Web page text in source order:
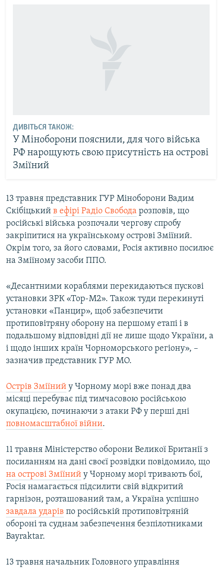
ДИВІТЬСЯ ТАКОЖ:
У Міноборони пояснили, для чого війська
РФ нарощують свою присутність на острові
Зміїний
13 травня представник ГУР Міноборони Вадим
Скібіцький в ефірі Радіо Свобода розповів, що
російські війська розпочали чергову спробу
закріпитися на українському острові Зміїний.
Окрім того, за його словами, Росія активно посилює
на Зміїному засоби ППО.
«Десантними кораблями перекидаються пускові
установки ЗРК «Тор-М2». Також туди перекинуті
установки «Панцир», щоб забезпечити
протиповітряну оборону на першому етапі і в
подальшому відповідні дії не лише щодо України, а
і щодо інших країн Чорноморського регіону», –
зазначив представник ГУР МО.
Острів Зміїний у Чорному морі вже понад два
місяці перебуває під тимчасовою російською
окупацією, починаючи з атаки РФ у перші дні
повномасштабної війни.
11 травня Міністерство оборони Великої Британії з
посиланням на дані своєї розвідки повідомило, що
на острові Зміїний у Чорному морі тривають бої,
Росія намагається підсилити свій відкритий
гарнізон, розташований там, а Україна успішно
завдала ударів по російській протиповітряній
обороні та суднам забезпечення безпілотниками
Bayraktar.
13 травня начальник Головного управління